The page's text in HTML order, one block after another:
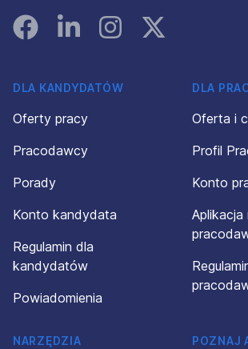
FacebookLinked InInstagramInstagram
DLA KANDYDATÓW
Oferty pracy
Pracodawcy
Porady
Konto kandydata
Regulamin dla
kandydatów
Powiadomienia
DLA
Oferta i
Profil
Konto
Aplikacja
NARZĘDZIA
POZNAJ